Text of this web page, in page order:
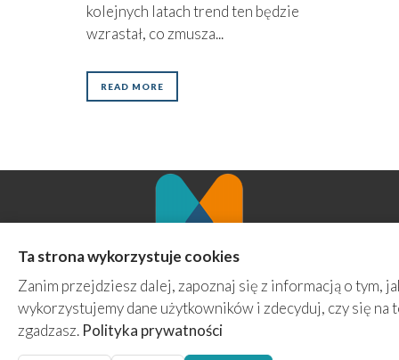
kolejnych latach trend ten będzie
wzrastał, co zmusza...
READ MORE
ul. Ziemowita 70/4a
61-063 Poznań
kontakt@prowadzenie-fanpage.pl
Ta strona wykorzystuje cookies
Zanim przejdziesz dalej, zapoznaj się z informacją o tym,
wykorzystujemy dane użytkowników i zdecyduj, czy się na
zgadzasz. Polityka prywatności